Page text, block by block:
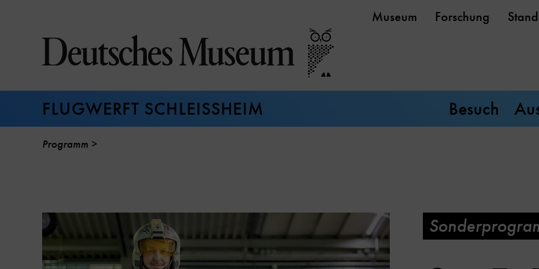
Seiteninhalt
Museum Forschung
FLUGWERFT SCHLEISSHEIM Besuch
Programm